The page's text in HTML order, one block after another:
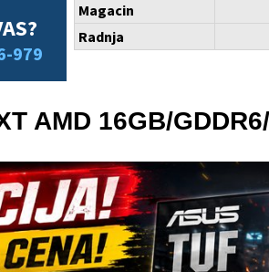
979
Magacin
Radnja
AMD 16GB/